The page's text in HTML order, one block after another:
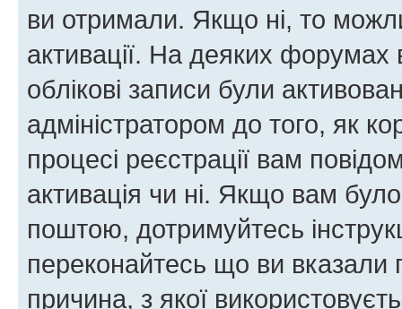
ви отримали. Якщо ні, то
активації. На деяких форумах
облікові записи були
адміністратором до того, як
процесі реєстрації вам
активація чи ні. Якщо вам
поштою, дотримуйтесь
переконайтесь що ви
причина, з якої